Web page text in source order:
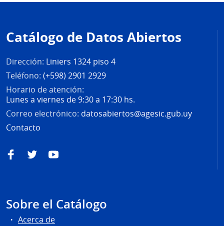
de
página
Catálogo de Datos Abiertos
Dirección: Liniers 1324 piso 4
Teléfono: (+598) 2901 2929
Horario de atención:
Lunes a viernes de 9:30 a 17:30 hs.
Correo electrónico: datosabiertos@agesic.gub.uy
Contacto
FacebookTwitterYouTube
Sobre el Catálogo
Acerca de